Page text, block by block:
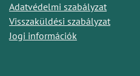
Adatvédelmi szabályzat
Visszaküldési szabályzat
Jogi információk